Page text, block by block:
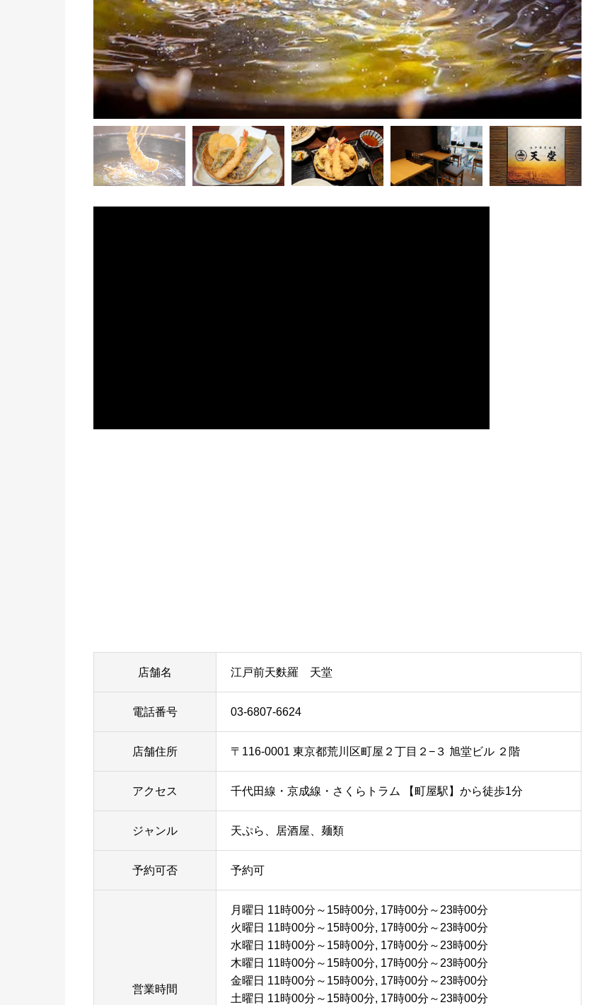
店舗名 江戸前天麩羅 天堂
電話番号 03-6807-6624
店舗住所 〒116-0001 東京都荒川区町屋２丁目２−３ 旭堂ビル ２階
アクセス 千代田線・京成線・さくらトラム 【町屋駅】から徒歩1分
ジャンル 天ぷら、居酒屋、麺類
予約可否 予約可
営業時間
月曜日 11時00分～15時00分, 17時00分～23時00分
火曜日 11時00分～15時00分, 17時00分～23時00分
水曜日 11時00分～15時00分, 17時00分～23時00分
木曜日 11時00分～15時00分, 17時00分～23時00分
金曜日 11時00分～15時00分, 17時00分～23時00分
土曜日 11時00分～15時00分, 17時00分～23時00分